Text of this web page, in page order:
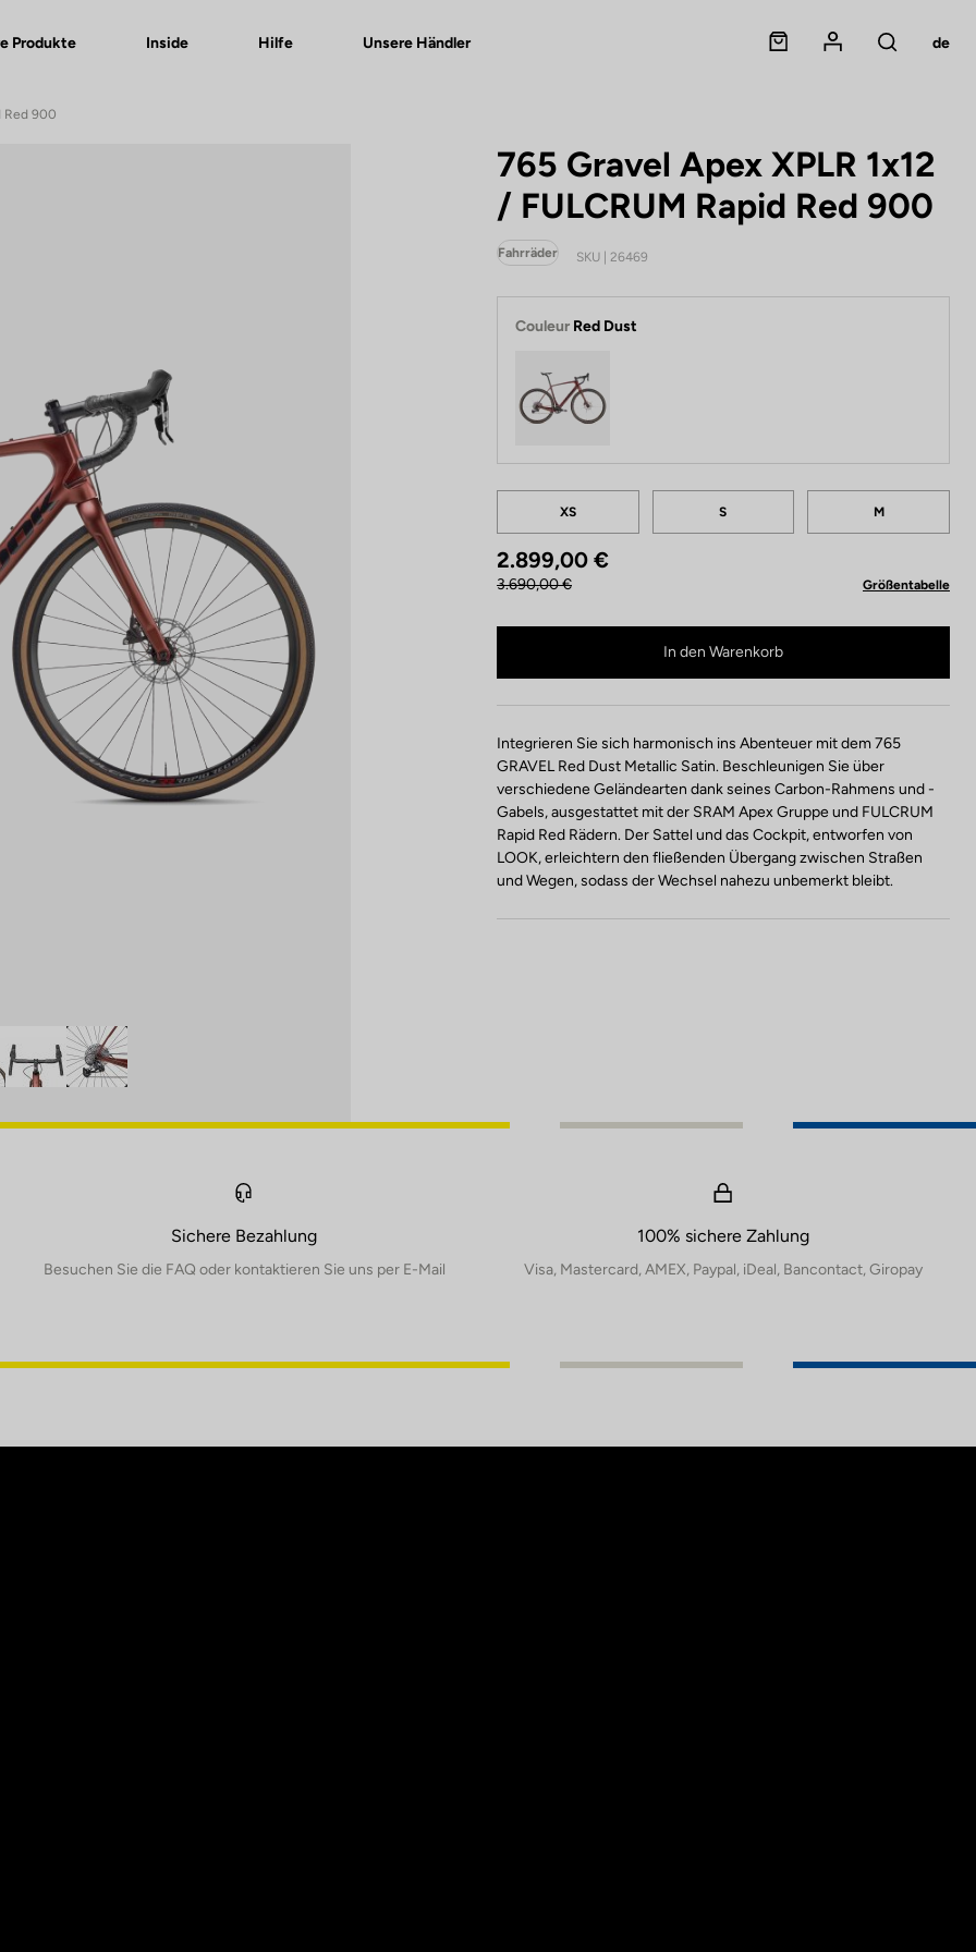
Produkte Inside Hilfe Unsere Händler Panier
Mon compte
Rechercher
de
Red 900
765 Gravel Apex XPLR 1x12
/ FULCRUM Rapid Red 900
Fahrräder SKU | 26469
Couleur Red Dust
XS S M
2.899,00 €
3.690,00 € Größentabelle
In den Warenkorb
Integrieren Sie sich harmonisch ins Abenteuer mit dem 765
GRAVEL Red Dust Metallic Satin. Beschleunigen Sie über
verschiedene Geländearten dank seines Carbon-Rahmens und -
Gabels, ausgestattet mit der SRAM Apex Gruppe und FULCRUM
Rapid Red Rädern. Der Sattel und das Cockpit, entworfen von
LOOK, erleichtern den fließenden Übergang zwischen Straßen
und Wegen, sodass der Wechsel nahezu unbemerkt bleibt.
Sichere Bezahlung
Besuchen Sie die FAQ oder kontaktieren Sie uns per E-Mail
100% sichere Zahlung
Visa, Mastercard, AMEX, Paypal, iDeal, Bancontact, Giropay